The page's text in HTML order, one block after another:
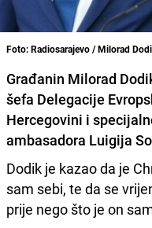
Foto: Radiosarajevo / Milorad
Građanin Milorad
šefa Delegacije
Hercegovini i
ambasadora Luigija
Dodik je kazao da je
sam sebi, te da se
prije nego što je on